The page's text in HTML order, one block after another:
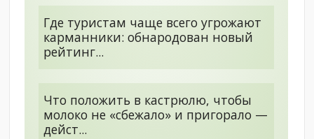
Где туристам чаще всего угрожают
карманники: обнародован новый
рейтинг...
Что положить в кастрюлю, чтобы
молоко не «сбежало» и пригорало —
дейст...